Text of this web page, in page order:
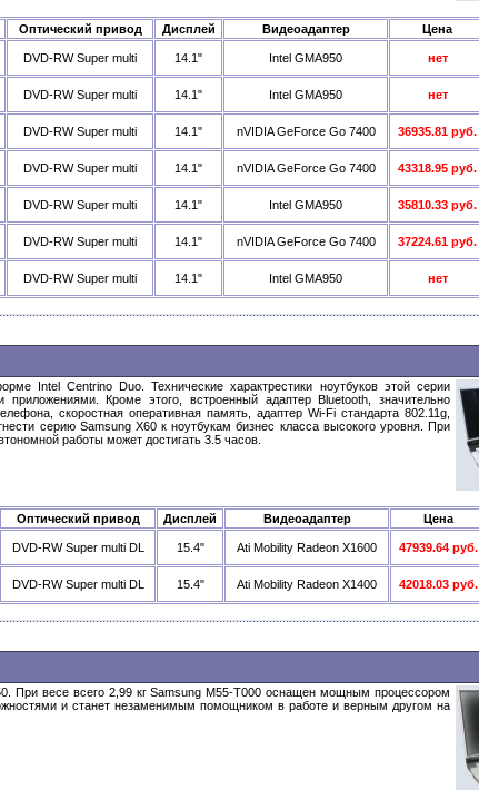
Оптический привод Дисплей Видеоадаптер Цена
DVD-RW Super multi 14.1" Intel GMA950 нет
DVD-RW Super multi 14.1" Intel GMA950 нет
DVD-RW Super multi 14.1" nVIDIA GeForce Go 7400 36935.81 руб.
DVD-RW Super multi 14.1" nVIDIA GeForce Go 7400 43318.95 руб.
DVD-RW Super multi 14.1" Intel GMA950 35810.33 руб.
DVD-RW Super multi 14.1" nVIDIA GeForce Go 7400 37224.61 руб.
DVD-RW Super multi 14.1" Intel GMA950 нет
Intel Centrino Duo. Технические характрестики ноутбуков этой серии
Кроме этого, встроенный адаптер Bluetooth, значительно
скоростная оперативная память, адаптер Wi-Fi стандарта 802.11g,
серию Samsung X60 к ноутбукам бизнес класса высокого уровня. При
работы может достигать 3.5 часов.
Оптический привод Дисплей Видеоадаптер Цена
DVD-RW Super multi DL 15.4" Ati Mobility Radeon X1600 47939.64 руб.
DVD-RW Super multi DL 15.4" Ati Mobility Radeon X1400 42018.03 руб.
При весе всего 2,99 кг Samsung M55-T000 оснащен мощным процессором
и станет незаменимым помощником в работе и верным другом на